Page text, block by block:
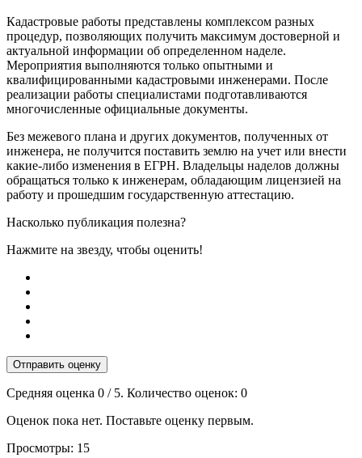
Кадастровые работы представлены комплексом разных
процедур, позволяющих получить максимум достоверной и
актуальной информации об определенном наделе.
Мероприятия выполняются только опытными и
квалифицированными кадастровыми инженерами. После
реализации работы специалистами подготавливаются
многочисленные официальные документы.
Без межевого плана и других документов, полученных от
инженера, не получится поставить землю на учет или внести
какие-либо изменения в ЕГРН. Владельцы наделов должны
обращаться только к инженерам, обладающим лицензией на
работу и прошедшим государственную аттестацию.
Насколько публикация полезна?
Нажмите на звезду, чтобы оценить!
Отправить оценку
Средняя оценка 0 / 5. Количество оценок: 0
Оценок пока нет. Поставьте оценку первым.
Просмотры: 15